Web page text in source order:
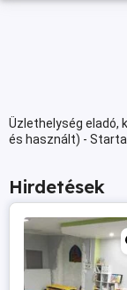
Üzlethelység eladó,
és használt) -
Hirdetések